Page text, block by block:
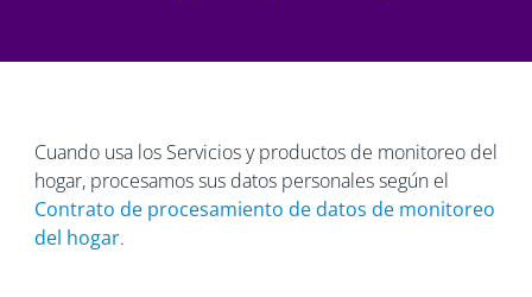
Cuando usa los Servicios y productos de monitoreo del
hogar, procesamos sus datos personales según el
Contrato de procesamiento de datos de monitoreo
del hogar.